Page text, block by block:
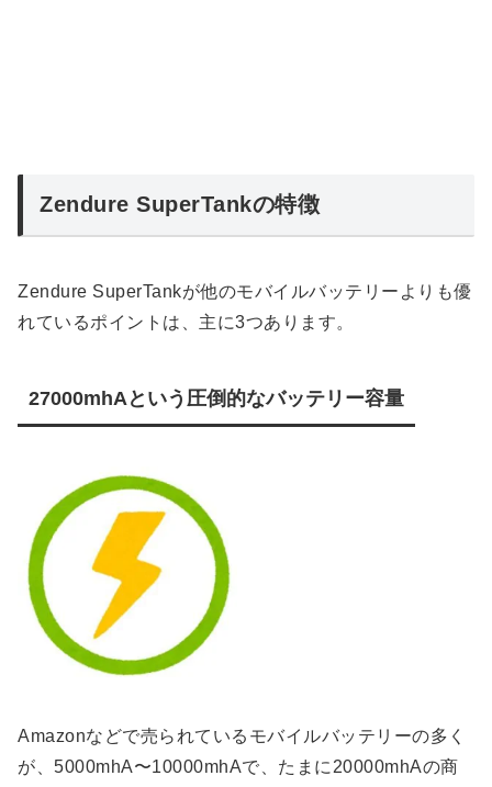
Zendure SuperTankの特徴
Zendure SuperTankが他のモバイルバッテリーよりも優
れているポイントは、主に3つあります。
27000mhAという圧倒的なバッテリー容量
Amazonなどで売られているモバイルバッテリーの多く
が、5000mhA〜10000mhAで、たまに20000mhAの商